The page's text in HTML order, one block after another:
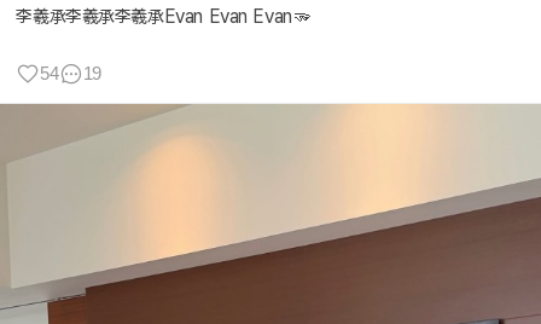
李羲承李羲承李羲承Evan Evan Evan🫳
54 19